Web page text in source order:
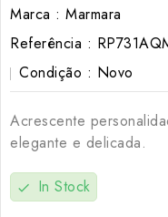
Marca : Marmara
Referência :
Condição : Novo
Acrescente
elegante e delicada.
check In Stock